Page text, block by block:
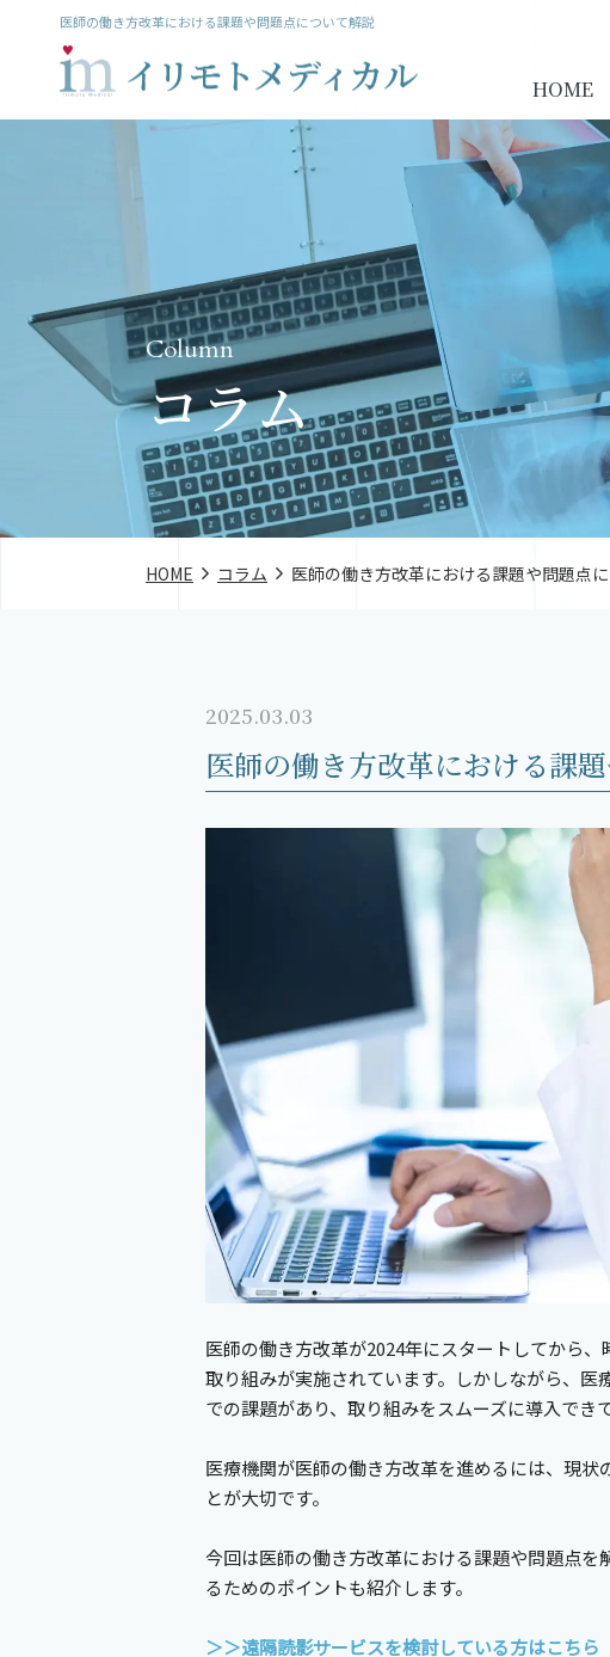
医師の働き方改革における課題や問題点について解説
HOME
Column
コラム
HOME コラム 医師の働き方改革における課題や問題点
2025.03.03
医師の働き方改革における課
医師の働き方改革が2024年にスタートしてから
取り組みが実施されています。しかしながら、医
での課題があり、取り組みをスムーズに導入でき
医療機関が医師の働き方改革を進めるには、現
とが大切です。
今回は医師の働き方改革における課題や問題点を
るためのポイントも紹介します。
＞＞遠隔読影サービスを検討している方はこちら